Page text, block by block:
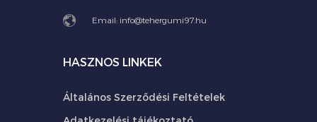
Email: info@tehergumi97.hu
HASZNOS LINKEK
Általános Szerződési Feltételek